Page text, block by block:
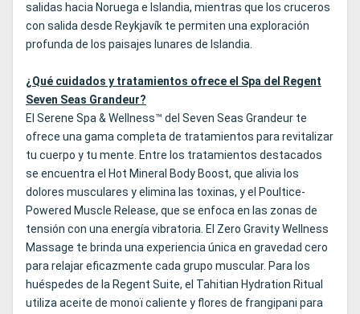
salidas hacia Noruega e Islandia, mientras que los cruceros
con salida desde Reykjavík te permiten una exploración
profunda de los paisajes lunares de Islandia.
¿Qué cuidados y tratamientos ofrece el Spa del Regent
Seven Seas Grandeur?
El Serene Spa & Wellness™ del Seven Seas Grandeur te
ofrece una gama completa de tratamientos para revitalizar
tu cuerpo y tu mente. Entre los tratamientos destacados
se encuentra el Hot Mineral Body Boost, que alivia los
dolores musculares y elimina las toxinas, y el Poultice-
Powered Muscle Release, que se enfoca en las zonas de
tensión con una energía vibratoria. El Zero Gravity Wellness
Massage te brinda una experiencia única en gravedad cero
para relajar eficazmente cada grupo muscular. Para los
huéspedes de la Regent Suite, el Tahitian Hydration Ritual
utiliza aceite de monoï caliente y flores de frangipani para